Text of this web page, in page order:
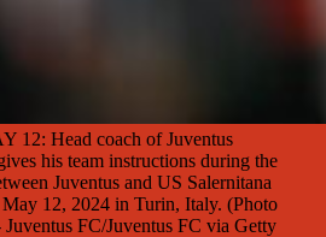
12: Head coach of Juventus
his team instructions during the
Juventus and US Salernitana
12, 2024 in Turin, Italy. (Photo
FC/Juventus FC via Getty